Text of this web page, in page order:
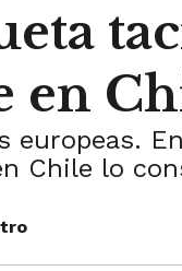
en
europeas.
Chile lo